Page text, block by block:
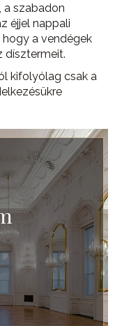
a szabadon
éjjel nappali
a vendégek
dísztermeit.
kifolyólag csak a